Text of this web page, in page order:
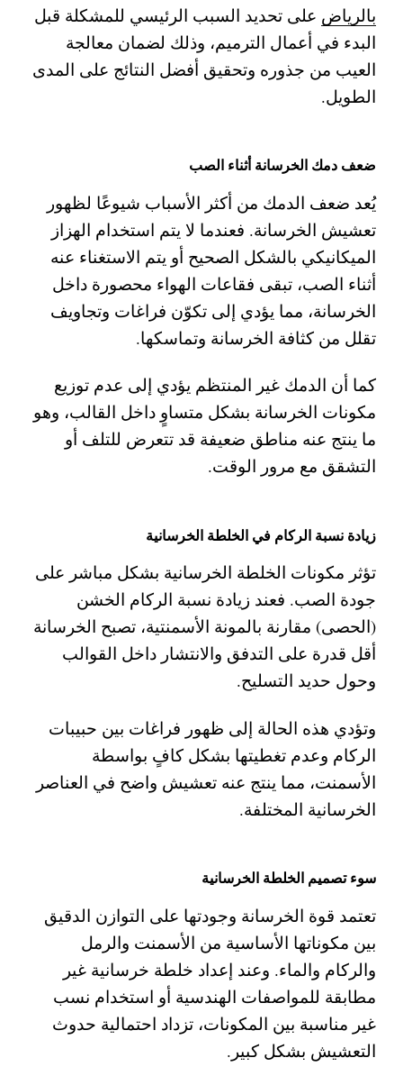
بالرياض على تحديد السبب الرئيسي للمشكلة قبل
البدء في أعمال الترميم، وذلك لضمان معالجة
العيب من جذوره وتحقيق أفضل النتائج على المدى
الطويل.
ضعف دمك الخرسانة أثناء الصب
يُعد ضعف الدمك من أكثر الأسباب شيوعًا لظهور
تعشيش الخرسانة. فعندما لا يتم استخدام الهزاز
الميكانيكي بالشكل الصحيح أو يتم الاستغناء عنه
أثناء الصب، تبقى فقاعات الهواء محصورة داخل
الخرسانة، مما يؤدي إلى تكوّن فراغات وتجاويف
تقلل من كثافة الخرسانة وتماسكها.
كما أن الدمك غير المنتظم يؤدي إلى عدم توزيع
مكونات الخرسانة بشكل متساوٍ داخل القالب، وهو
ما ينتج عنه مناطق ضعيفة قد تتعرض للتلف أو
التشقق مع مرور الوقت.
زيادة نسبة الركام في الخلطة الخرسانية
تؤثر مكونات الخلطة الخرسانية بشكل مباشر على
جودة الصب. فعند زيادة نسبة الركام الخشن
(الحصى) مقارنة بالمونة الأسمنتية، تصبح الخرسانة
أقل قدرة على التدفق والانتشار داخل القوالب
وحول حديد التسليح.
وتؤدي هذه الحالة إلى ظهور فراغات بين حبيبات
الركام وعدم تغطيتها بشكل كافٍ بواسطة
الأسمنت، مما ينتج عنه تعشيش واضح في العناصر
الخرسانية المختلفة.
سوء تصميم الخلطة الخرسانية
تعتمد قوة الخرسانة وجودتها على التوازن الدقيق
بين مكوناتها الأساسية من الأسمنت والرمل
والركام والماء. وعند إعداد خلطة خرسانية غير
مطابقة للمواصفات الهندسية أو استخدام نسب
غير مناسبة بين المكونات، تزداد احتمالية حدوث
التعشيش بشكل كبير.